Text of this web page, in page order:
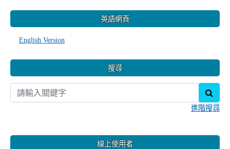
英語網頁
English Version
搜尋
進階搜尋
線上使用者